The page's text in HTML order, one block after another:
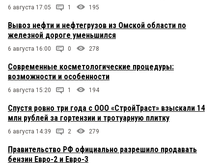
6 августа 17:05 1 195
Вывоз нефти и нефтегрузов из Омской области по
железной дороге уменьшился
6 августа 16:00 0 278
Современные косметологические процедуры:
возможности и особенности
6 августа 15:20 1 194
Спустя ровно три года с ООО «СтройТраст» взыскали 14
млн рублей за гортензии и тротуарную плитку
6 августа 14:39 2 279
Правительство РФ официально разрешило продавать
бензин Евро-2 и Евро-3